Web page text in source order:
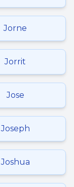
Jorne
Jorrit
Jose
Joseph
Joshua